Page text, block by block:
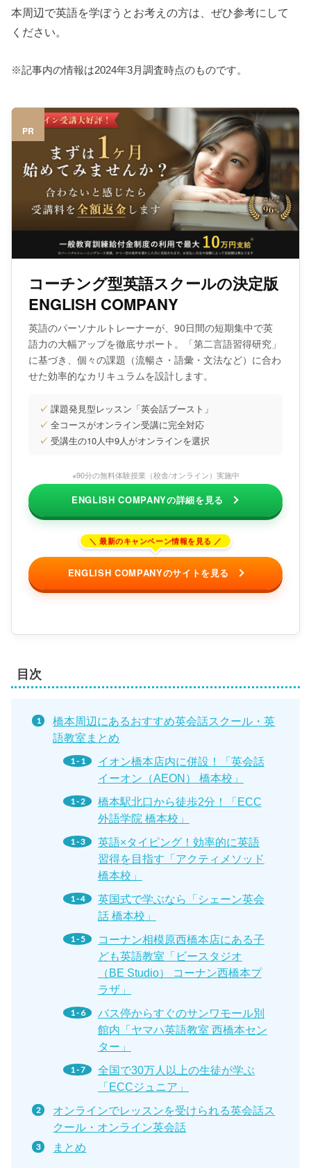
本周辺で英語を学ぼうとお考えの方は、ぜひ参考にして
ください。
※記事内の情報は2024年3月調査時点のものです。
PR
コーチング型英語スクールの決定版
ENGLISH COMPANY
英語のパーソナルトレーナーが、90日間の短期集中で英
語力の大幅アップを徹底サポート。「第二言語習得研究」
に基づき、個々の課題（流暢さ・語彙・文法など）に合わ
せた効率的なカリキュラムを設計します。
✓ 課題発見型レッスン「英会話ブースト」
✓ 全コースがオンライン受講に完全対応
✓ 受講生の10人中9人がオンラインを選択
※90分の無料体験授業（校舎/オンライン）実施中
ENGLISH COMPANYの詳細を見る
ENGLISH COMPANYのサイトを見る
目次
橋本周辺にあるおすすめ英会話スクール・英
語教室まとめ
イオン橋本店内に併設！「英会話
イーオン（AEON） 橋本校」
橋本駅北口から徒歩2分！「ECC
外語学院 橋本校」
英語×タイピング！効率的に英語
習得を目指す「アクティメソッド
橋本校」
英国式で学ぶなら「シェーン英会
話 橋本校」
コーナン相模原西橋本店にある子
ども英語教室「ビースタジオ
（BE Studio） コーナン西橋本プ
ラザ」
バス停からすぐのサンワモール別
館内「ヤマハ英語教室 西橋本セン
ター」
全国で30万人以上の生徒が学ぶ
「ECCジュニア」
オンラインでレッスンを受けられる英会話ス
クール・オンライン英会話
まとめ